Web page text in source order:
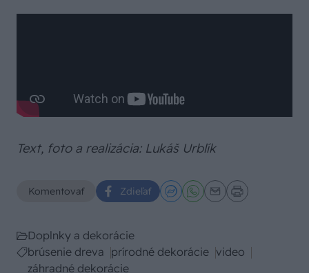
Text, foto a realizácia: Lukáš Urblík
Komentovať Zdieľať
Doplnky a dekorácie
brúsenie dreva prírodné dekorácie video
záhradné dekorácie